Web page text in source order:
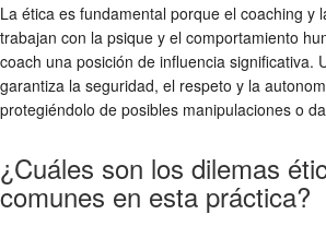
La ética es fundamental porque el coaching y
trabajan con la psique y el comportamiento
coach una posición de influencia significativa.
garantiza la seguridad, el respeto y la
protegiéndolo de posibles manipulaciones o
¿Cuáles son los dilemas
comunes en esta práctica?